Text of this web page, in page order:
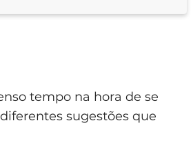
tempo na hora de se
sugestões que